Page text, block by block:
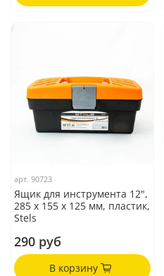
арт.90723
Ящик для инструмента 12",
285 х 155 х 125 мм, пластик,
Stels
290 руб
В корзину